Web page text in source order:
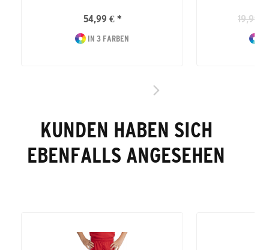
54,99 € *
IN 3 FARBEN
19,99
KUNDEN HABEN SICH
EBENFALLS ANGESEHEN